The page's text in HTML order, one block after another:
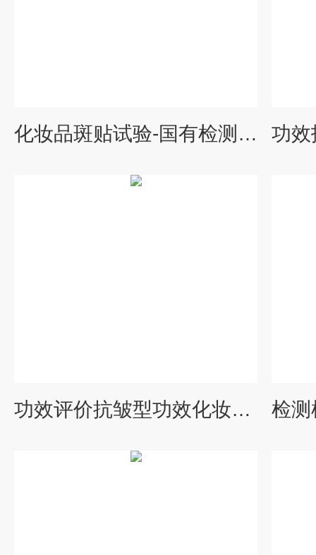
化妆品斑贴试验-国有检测机构-中科检测
功效评价抗皱型功效化妆品备案检测报告